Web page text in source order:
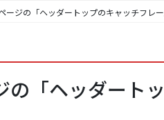
ージの「ヘッダートップのキャッチフレ
の「ヘッダート